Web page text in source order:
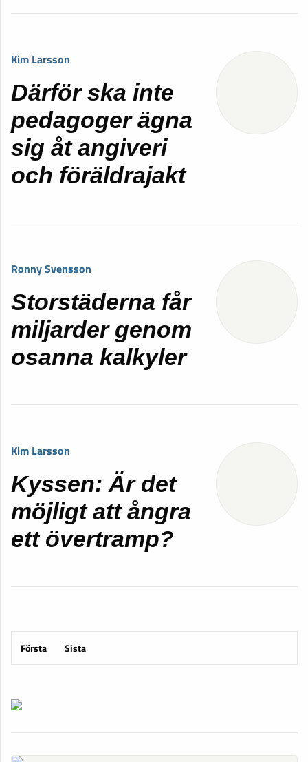
Kim Larsson
Därför ska inte
pedagoger ägna
sig åt angiveri
och föräldrajakt
Ronny Svensson
Storstäderna får
miljarder genom
osanna kalkyler
Kim Larsson
Kyssen: Är det
möjligt att ångra
ett övertramp?
Första Sista